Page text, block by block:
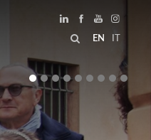
EN